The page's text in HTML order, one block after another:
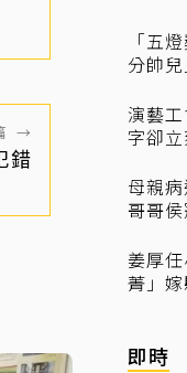
→
錯
「五
分帥
演藝
字卻
母親
哥哥
姜厚
菁」
即時